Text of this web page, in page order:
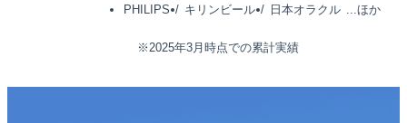
PHILIPS
キリンビール 日本オラクル
※ 2025年3 月時点での累計実績